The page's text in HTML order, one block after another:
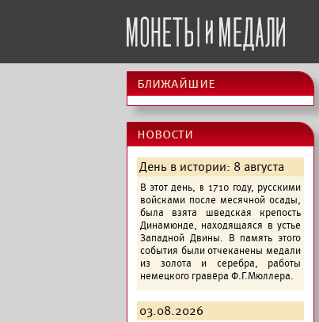
ближайшие
новости
День в истории: 8 августа
В этот день, в 1710 году, русскими
войсками после месячной осады,
была взята шведская крепость
Динамюнде, находящаяся в устье
Западной Двины. В память этого
события были отчеканены медали
из золота и серебра, работы
немецкого гравёра Ф.Г.Мюллера.
03.08.2026